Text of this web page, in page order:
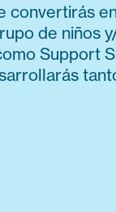
convertirás
de niños
Support